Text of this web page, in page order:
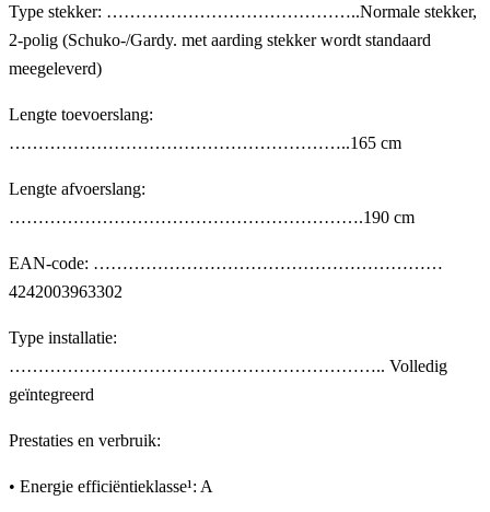
Type stekker: ……………………………………..Normale stekker,
2-polig (Schuko-/Gardy. met aarding stekker wordt standaard
meegeleverd)
Lengte toevoerslang:
…………………………………………………..165 cm
Lengte afvoerslang:
…………………………………………………….190 cm
EAN-code: ……………………………………………………
4242003963302
Type installatie:
……………………………………………………….. Volledig
geïntegreerd
Prestaties en verbruik:
• Energie efficiëntieklasse¹: A